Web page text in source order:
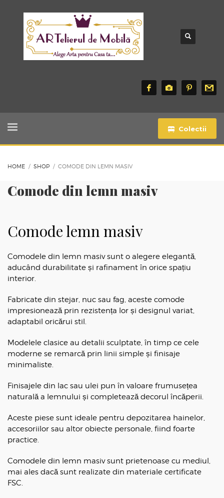
Colectii
HOME SHOP COMODE DIN LEMN MASIV
Comode din lemn masiv
Comode lemn masiv
Comodele din lemn masiv sunt o alegere elegantă,
aducând durabilitate și rafinament în orice spațiu
interior.
Fabricate din stejar, nuc sau fag, aceste comode
impresionează prin rezistența lor și designul variat,
adaptabil oricărui stil.
Modelele clasice au detalii sculptate, în timp ce cele
moderne se remarcă prin linii simple și finisaje
minimaliste.
Finisajele din lac sau ulei pun în valoare frumusețea
naturală a lemnului și completează decorul încăperii.
Aceste piese sunt ideale pentru depozitarea hainelor,
accesoriilor sau altor obiecte personale, fiind foarte
practice.
Comodele din lemn masiv sunt prietenoase cu mediul,
mai ales dacă sunt realizate din materiale certificate
FSC.